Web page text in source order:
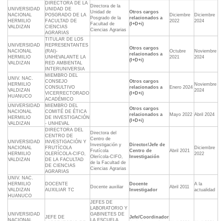
UNIVERSIDAD
NACIONAL
HERMILIO
VALDIZAN
DIRECTORA DE LA
UNIDAD DE
POSGRADO DE LA
FACULTAD DE
CIENCIAS
AGRARIAS
Directora de la
Unidad de
Posgrado de la
Facultad de
Ciencias Agrarias
Otros cargos
relacionados a
(I+D+i)
Diciembre
2022
Diciembre
2024
UNIVERSIDAD
NACIONAL
HERMILIO
VALDIZAN
TITULAR DE LOS
REPRESENTANTES
(RAI)-
UNHEVALANTE LA
RED AMBIENTAL
INTERUNIVERSIA
Otros cargos
relacionados a
(I+D+i)
Octubre
2021
Noviembre
2024
UNIV. NAC.
HERMILIO
VALDIZAN
HUANUCO
MIEMBRO DEL
CONSEJO
CONSULTIVO
VICERRECTORADO
ACADÉMICO
Otros cargos
relacionados a
(I+D+i)
Enero 2024
Noviembre
2024
UNIVERSIDAD
NACIONAL
HERMILIO
VALDIZAN
MIEMBRO DEL
COMITÉ DE ÉTICA
DE INVESTIGACIÓN
- UNHEVAL
Otros cargos
relacionados a
(I+D+i)
Mayo 2022 Abril 2024
UNIVERSIDAD
NACIONAL
HERMILIO
VALDIZAN
DIRECTORA DEL
CENTRO DE
INVESTIGACIÓN Y
FRUTÍCOLA
OLERÍCOLA-CIFO,
DE LA FACULTAD
DE CIENCIAS
AGRARIAS
Directora del
Centro de
Investigación y
Frutícola
Olerícola-CIFO,
de la Facultad de
Ciencias Agrarias
Director/Jefe de
Centro de
Investigación
Abril 2021
Diciembre
2022
UNIV. NAC.
HERMILIO
VALDIZAN
HUANUCO
DOCENTE
AUXILIAR TC
Docente auxiliar
Docente
Investigador
Abril 2011
A la
actualidad
UNIVERSIDAD
NACIONAL
JEFE DE
JEFES DE
LABORATORIO Y
GABINETES DE
LA ESCUELA
Jefe/Coordinador